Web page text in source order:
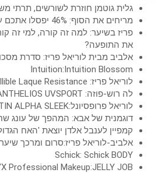
גלית גוטמן חוזרת לשורשים, תרתי
מריחים את הסוף: 46% יפסלו אתכם על חולצה מיוזעת
פריז בשיער: למה זה קורה, למי זה
את התופעה?
אלביב מבית לוריאל פריז: סדרת
Intuition:Intuition Blossom
לוריאל פריז: Infallible Laque Resistance
לה רוש-פוזה: ANTHELIOS UVSPORT
לוריאל פרופסיונל:KERATIN ALPHA SLEEK
דוגמנית של אבא: המהפך של עונג
קמפיין לענבל אלדן יוצאת 'האח
אלביב-לוריאל פריז:סרום ומרכך שיער ULTIMATE
Schick: Schick BODY
Professional Makeup:JELLY JOB